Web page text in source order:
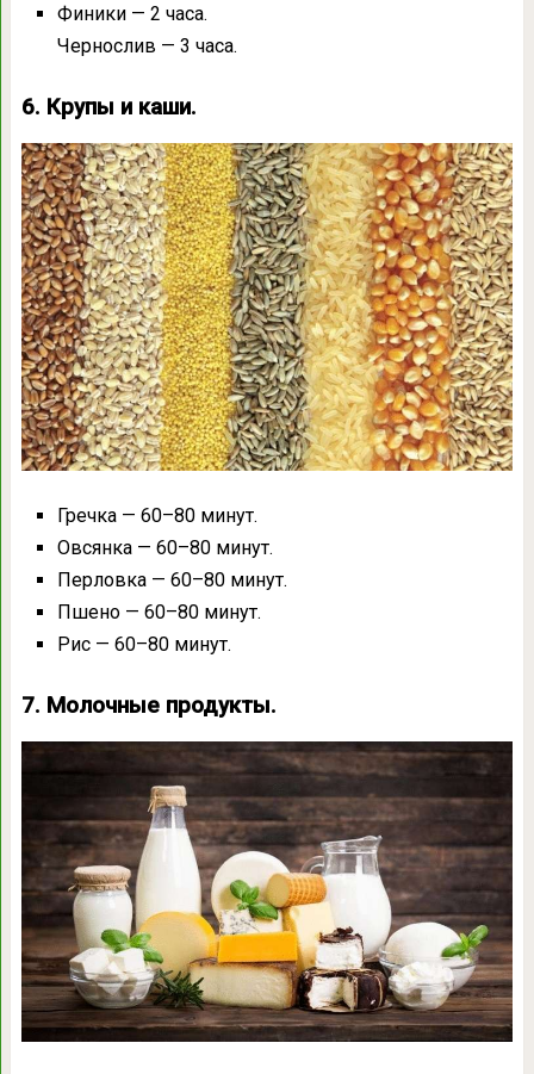
Финики — 2 часа.
Чернослив — 3 часа.
6. Крупы и каши.
Гречка — 60–80 минут.
Овсянка — 60–80 минут.
Перловка — 60–80 минут.
Пшено — 60–80 минут.
Рис — 60–80 минут.
7. Молочные продукты.